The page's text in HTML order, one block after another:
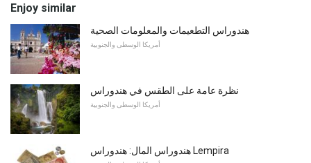
Enjoy similar
هندوراس التطعيمات والمعلومات الصحية
أمريكا الوسطى والجنوبية
نظرة عامة على الطقس في هندوراس
أمريكا الوسطى والجنوبية
هندوراس المال: هندوراس Lempira